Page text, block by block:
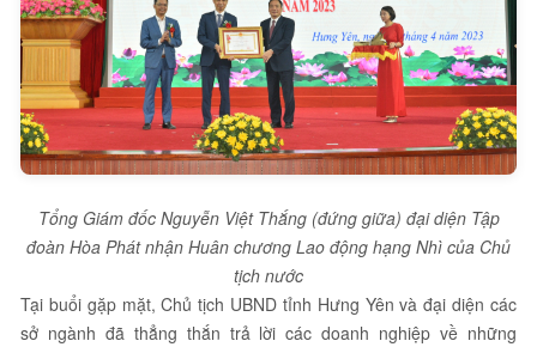
Tổng Giám đốc Nguyễn Việt Thắng (đứng giữa) đại diện Tập
đoàn Hòa Phát nhận Huân chương Lao động hạng Nhì của Chủ
tịch nước
Tại buổi gặp mặt, Chủ tịch UBND tỉnh Hưng Yên và đại diện các
sở ngành đã thẳng thắn trả lời các doanh nghiệp về những